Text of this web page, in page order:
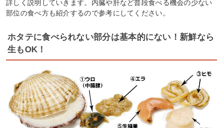
詳しく説明していきます。内臓や肝など普段食べる機会の少ない
部位の食べ方も紹介するので参考にしてください。
ホタテに食べられない部分は基本的にない！新鮮なら
生もOK！